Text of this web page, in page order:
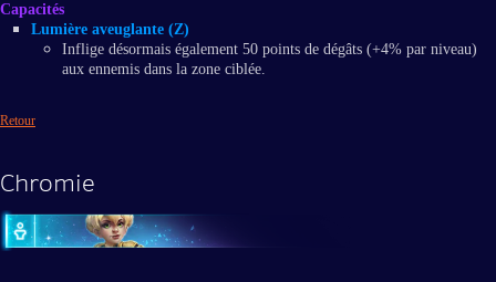
Capacités
Lumière aveuglante (Z)
Inflige désormais également 50 points de dégâts (+4% par niveau)
aux ennemis dans la zone ciblée.
Retour
Chromie